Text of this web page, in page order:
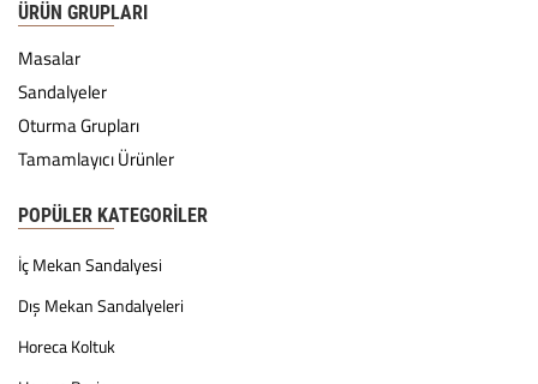
ÜRÜN GRUPLARI
Masalar
Sandalyeler
Oturma Grupları
Tamamlayıcı Ürünler
POPÜLER KATEGORILER
İç Mekan Sandalyesi
Dış Mekan Sandalyeleri
Horeca Koltuk